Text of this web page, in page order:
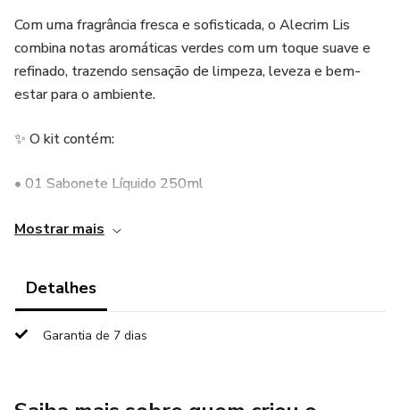
Com uma fragrância fresca e sofisticada, o Alecrim Lis
combina notas aromáticas verdes com um toque suave e
refinado, trazendo sensação de limpeza, leveza e bem-
estar para o ambiente.
✨ O kit contém:
• 01 Sabonete Líquido 250ml
• 01 Aromatizador de Ambiente (Home Spray) 250ml
• Limpeza suave com perfume delicado na pele
Mostrar mais
Detalhes
Garantia de 7 dias